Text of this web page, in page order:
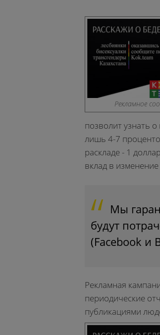
Рекламное
позволит узнать
лишь 4-7
раскладе - 1
вклад в
Мы
будут
(Facebook и
Рекламная
периодические
публикациями